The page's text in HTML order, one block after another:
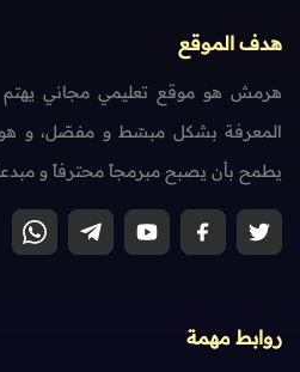
هدف الموقع
هرمش هو موقع تعليمي مجاني يهتم
المعرفة بشكل مبسّط و مفصّل، و
يطمح بأن يصبح مبرمجاً محترفاً و
روابط مهمة